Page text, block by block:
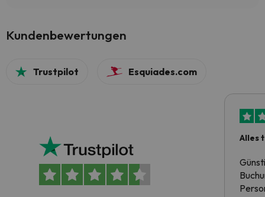
Kundenbewertungen
Trustpilot Esquiades.com
Alles